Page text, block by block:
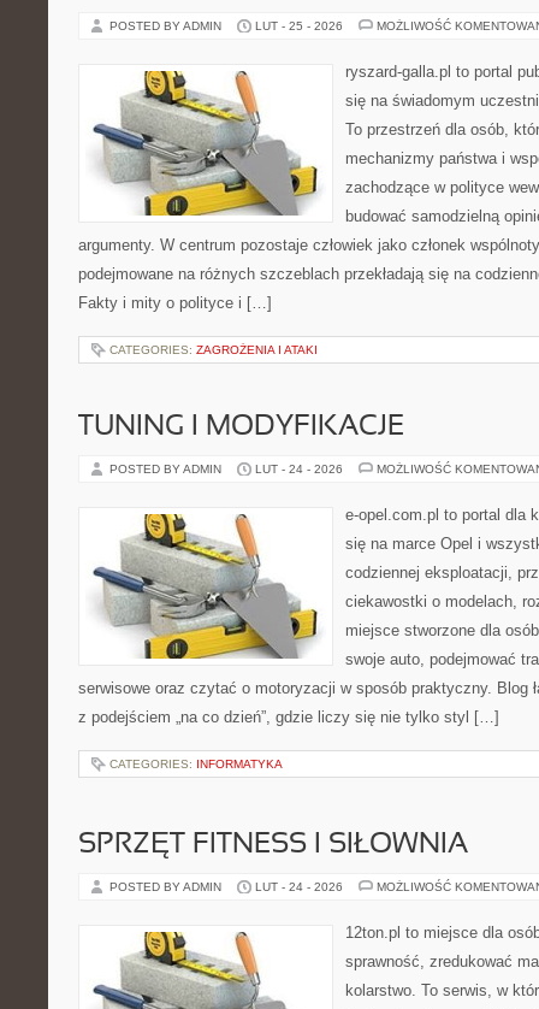
POSTED BY ADMIN LUT - 25 - 2026 MOŻLIWOŚĆ
ryszard-galla.pl to portal
się na świadomym
To przestrzeń dla osób,
mechanizmy państwa i
zachodzące w polityce
budować samodzielną
argumenty. W centrum pozostaje człowiek jako członek
podejmowane na różnych szczeblach przekładają się na
Fakty i mity o polityce i […]
CATEGORIES: ZAGROŻENIA I ATAKI
TUNING I MODYFIKACJE
POSTED BY ADMIN LUT - 24 - 2026 MOŻLIWOŚĆ
e-opel.com.pl to portal dla
się na marce Opel i
codziennej eksploatacji,
ciekawostki o modelach,
miejsce stworzone dla
swoje auto, podejmować
serwisowe oraz czytać o motoryzacji w sposób praktyczny. Blog
z podejściem „na co dzień”, gdzie liczy się nie tylko styl […]
CATEGORIES: INFORMATYKA
SPRZĘT FITNESS I SIŁOWNIA
POSTED BY ADMIN LUT - 24 - 2026 MOŻLIWOŚĆ
12ton.pl to miejsce dla
sprawność, zredukować
kolarstwo. To serwis, w